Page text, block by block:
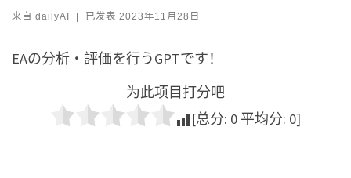
来自 dailyAI | 已发表 2023年11月28日
EAの分析・評価を行うGPTです！
为此项目打分吧
[总分: 0 平均分: 0]